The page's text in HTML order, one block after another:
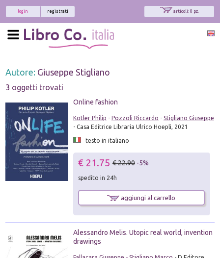
articoli: 0 pz.
registrati
login
Autore: Giuseppe Stigliano
3 oggetti trovati
Online fashion
Kotler Philip - Pozzoli Riccardo - Stigliano Giuseppe
- Casa Editrice Libraria Ulrico Hoepli, 2021
testo in italiano
€ 21.75 € 22.90 -5%
spedito in 24h
aggiungi al carrello
Alessandro Melis. Utopic real world, invention
drawings